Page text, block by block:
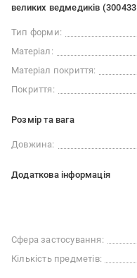
великих ведмедиків
Тип форми:
Матеріал:
Матеріал покриття:
Покриття:
Розмір та вага
Довжина:
Додаткова інформація
Сфера застосування:
Кількість предметів: